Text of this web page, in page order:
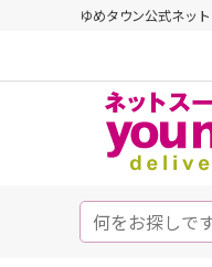
ゆめタウン公式ネッ